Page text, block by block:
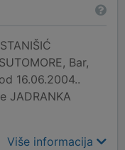
Bar,
16.06.2004..
JADRANKA
Više informacija